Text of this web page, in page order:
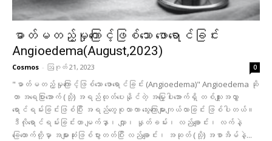
ဓာတ်မတည့်မှုကြောင့်ဖြစ်သော ဖောရောင်ခြင်း
Angioedema(August,2023)
Cosmos - ဩဂုတ် 21, 2023 0
"ဓာတ်မတည့်မှုကြောင့်ဖြစ်သော ဖောရောင်ခြင်း (Angioedema)" Angioedema ဆို
တာ အရေပြားအောက် (သို့) အရည်ထုတ်ပေးနိုင်တဲ့ အမြှေးပါးအောက်ရှိ တစ်သျူးအလွှာ
ရောင်ရမ်းခြင်းဖြစ်ပြီး အရည်တွေစုလာကာ သွေးကြောများကျယ်လာခြင်း ဖြစ်ပါတယ်။
ဒီလိုရောင်ရမ်းခြင်းဟာ မျက်နှာ၊ လျှာ၊ နှုတ်ခမ်း၊ လည်ချောင်း၊ လက်နဲ့
ခြေထောက်တို့မှာ အများဆုံးဖြစ်ပွားတတ်ပြီး လည်ချောင်း၊ အဆုတ် (သို့) အစာအိမ်နဲ့...